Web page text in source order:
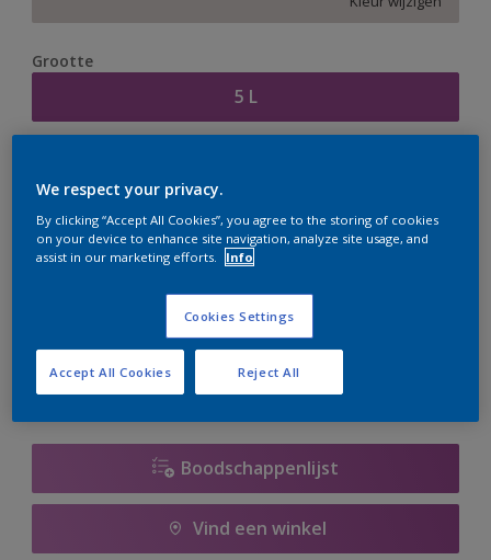
Grootte
5 L
er hard aan om de voorraad aan te vullen.
Boodschappenlijst
Vind een winkel
We respect your privacy.
By clicking “Accept All Cookies”, you agree to the storing of cookies
on your device to enhance site navigation, analyze site usage, and
assist in our marketing efforts.
Info
Cookies Settings
Reject All
Accept All Cookies